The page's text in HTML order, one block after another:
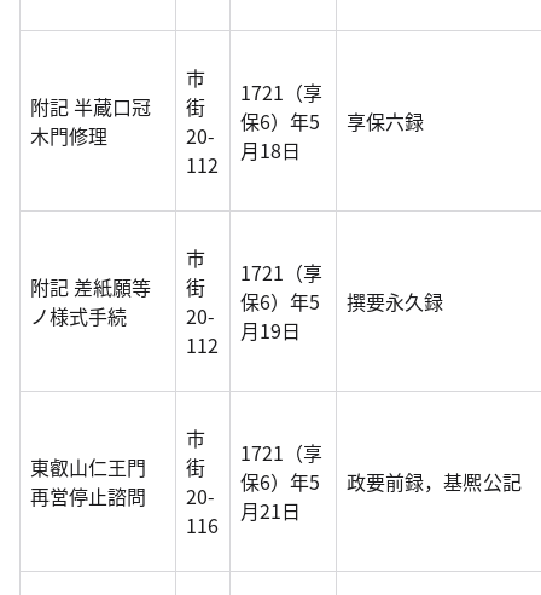
附記 半蔵口冠
木門修理
市
街
20-
112
1721（享
保6）年5
月18日
享保六録
附記 差紙願等
ノ様式手続
市
街
20-
112
1721（享
保6）年5
月19日
撰要永久録
東叡山仁王門
再営停止諮問
市
街
20-
116
1721（享
保6）年5
月21日
政要前録，基熈公記